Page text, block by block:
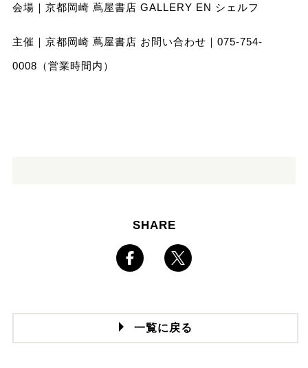
会場｜京都岡崎 蔦屋書店 GALLERY EN シェルフ
主催｜京都岡崎 蔦屋書店 お問い合わせ｜075-754-
0008（営業時間内）
SHARE
一覧に戻る